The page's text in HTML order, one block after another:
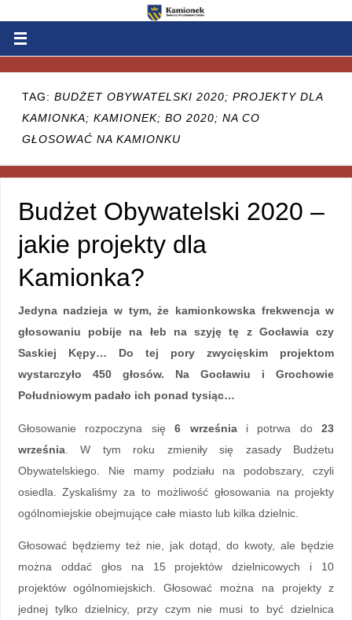
TAG: BUDŻET OBYWATELSKI 2020; PROJEKTY DLA
KAMIONKA; KAMIONEK; BO 2020; NA CO
GŁOSOWAĆ NA KAMIONKU
Budżet Obywatelski 2020 –
jakie projekty dla
Kamionka?
Jedyna nadzieja w tym, że kamionkowska frekwencja w
głosowaniu pobije na łeb na szyję tę z Gocławia czy
Saskiej Kępy… Do tej pory zwycięskim projektom
wystarczyło 450 głosów. Na Gocławiu i Grochowie
Południowym padało ich ponad tysiąc…
Głosowanie rozpoczyna się6 wrześniai potrwa do23
września. W tym roku zmieniły się zasady Budżetu
Obywatelskiego. Nie mamy podziału na podobszary, czyli
osiedla. Zyskaliśmy za to możliwość głosowania na projekty
ogólnomiejskie obejmujące całe miasto lub kilka dzielnic.
Głosować będziemy też nie, jak dotąd, do kwoty, ale będzie
można oddać głos na 15 projektów dzielnicowych i 10
projektów ogólnomiejskich. Głosować można na projekty z
jednej tylko dzielnicy, przy czym nie musi to być dzielnica